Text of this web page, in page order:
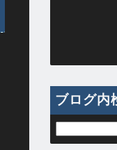
ブログ内